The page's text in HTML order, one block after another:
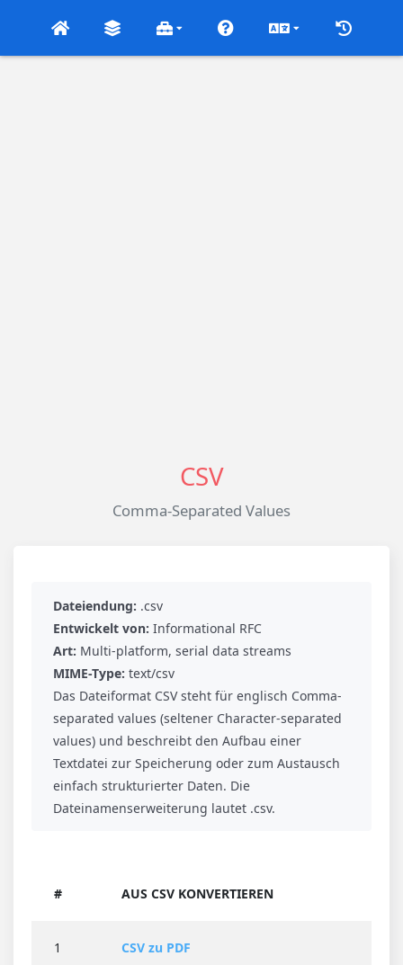
CSV
Comma-Separated Values
Dateiendung: .csv
Entwickelt von: Informational RFC
Art: Multi-platform, serial data streams
MIME-Type: text/csv
Das Dateiformat CSV steht für englisch Comma-
separated values (seltener Character-separated
values) und beschreibt den Aufbau einer
Textdatei zur Speicherung oder zum Austausch
einfach strukturierter Daten. Die
Dateinamenserweiterung lautet .csv.
# AUS CSV KONVERTIEREN
1 CSV zu PDF